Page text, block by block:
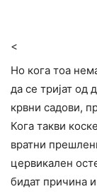
<
Но кога тоа
да се тријат од
крвни садови,
Кога такви
вратни
цервикален
бидат причина